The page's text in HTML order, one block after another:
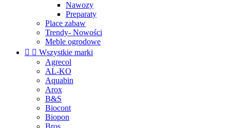
Nawozy
Preparaty
Place zabaw
Trendy- Nowości
Meble ogrodowe
  Wszystkie marki
Agrecol
AL-KO
Aquabin
Arox
B&S
Biocont
Biopon
Bros